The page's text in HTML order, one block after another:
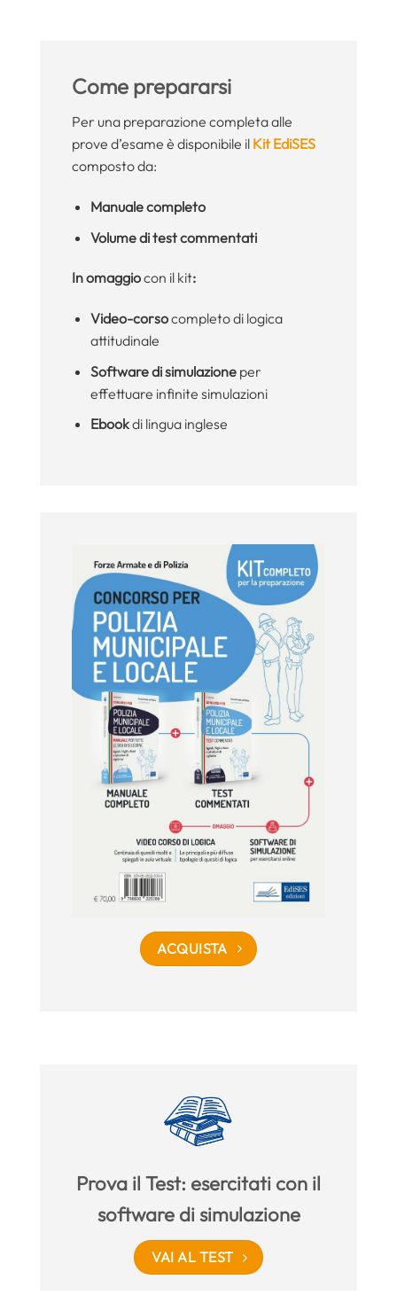
Come prepararsi
Per una preparazione completa alle
prove d’esame è disponibile il Kit EdiSES
composto da:
Manuale completo
Volume di test commentati
In omaggiocon il kit:
Video-corsocompleto di logica
attitudinale
Software di simulazioneper
effettuare infinite simulazioni
Ebookdi lingua inglese
ACQUISTA
Prova il Test: esercitati con il
software di simulazione
VAI AL TEST